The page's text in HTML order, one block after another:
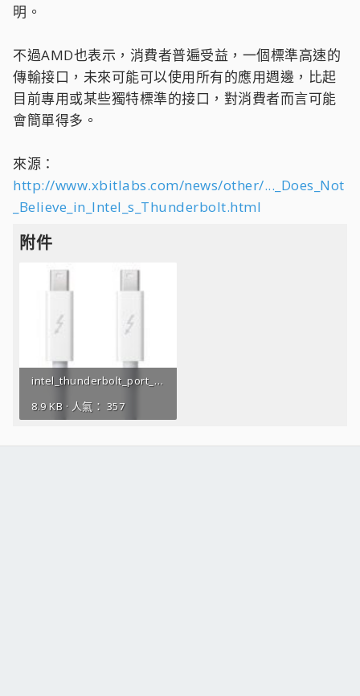
明。
不過AMD也表示，消費者普遍受益，一個標準高速的
傳輸接口，未來可能可以使用所有的應用週邊，比起
目前專用或某些獨特標準的接口，對消費者而言可能
會簡單得多。
來源：
http://www.xbitlabs.com/news/other/..._Does_Not
_Believe_in_Intel_s_Thunderbolt.html
附件
intel_thunderbolt_port_s.jpg
8.9 KB · 人氣： 357